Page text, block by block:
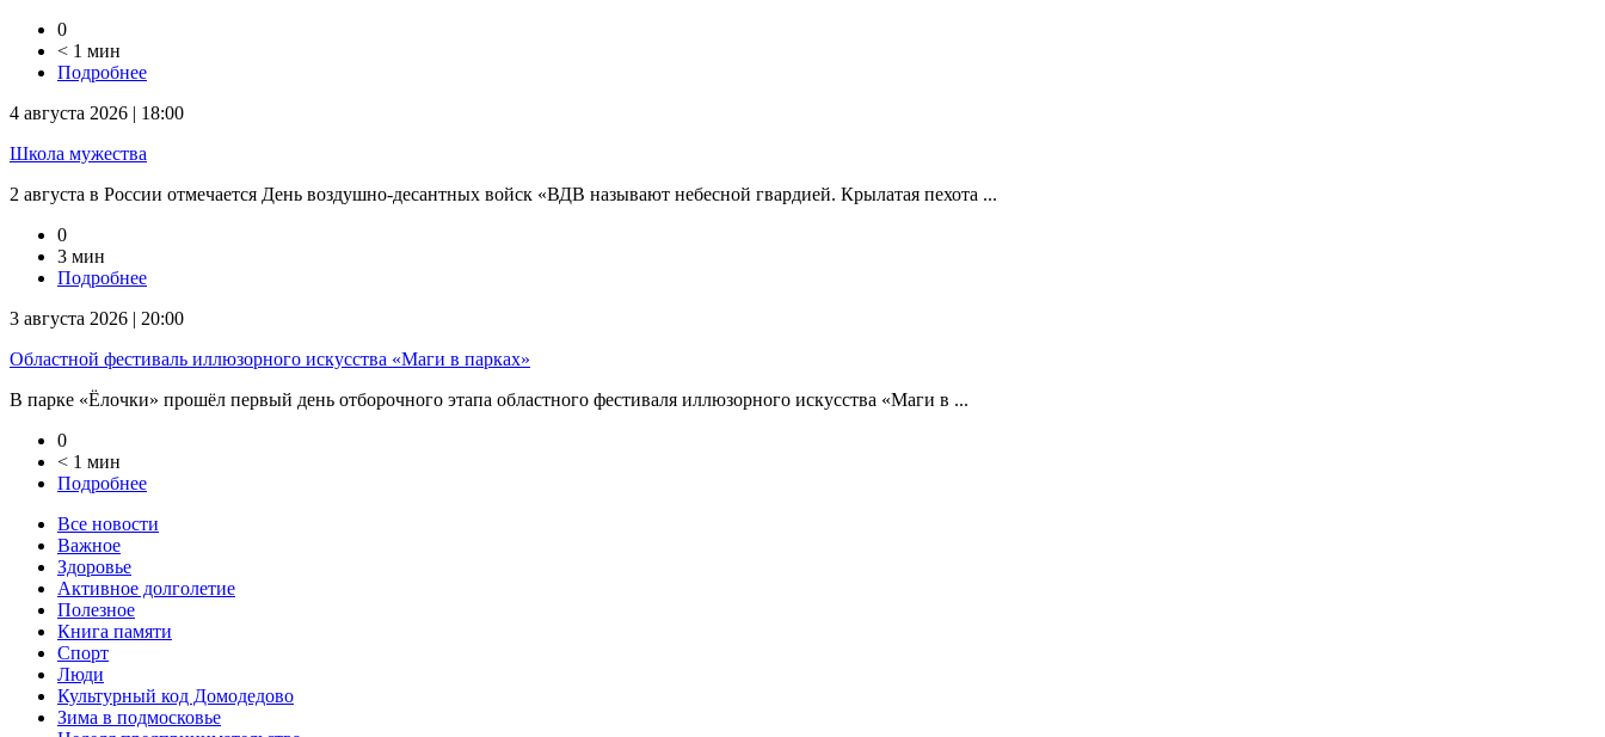
0
< 1 мин
Подробнее
4 августа 2026 | 18:00
Школа мужества
2 августа в России отмечается День воздушно-десантных войск «ВДВ называют небесной гвардией. Крылатая пехота ...
0
3 мин
Подробнее
3 августа 2026 | 20:00
Областной фестиваль иллюзорного искусства «Маги в парках»
В парке «Ёлочки» прошёл первый день отборочного этапа областного фестиваля иллюзорного искусства «Маги в ...
0
< 1 мин
Подробнее
Все новости
Важное
Здоровье
Активное долголетие
Полезное
Книга памяти
Спорт
Люди
Культурный код Домодедово
Зима в подмосковье